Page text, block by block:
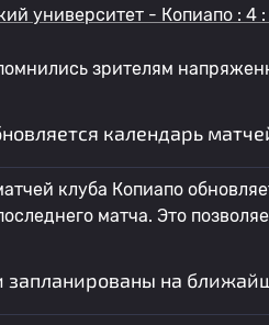
университет - Копиапо : 4 :
зрителям
календарь
клуба Копиапо
матча. Это
запланированы на